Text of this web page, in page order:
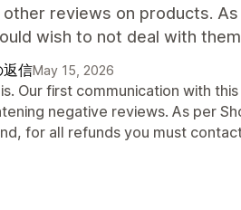
reviews on products.
wish to not deal with
返信May 15, 2026
Our first communication with
negative reviews. As per
for all refunds you must